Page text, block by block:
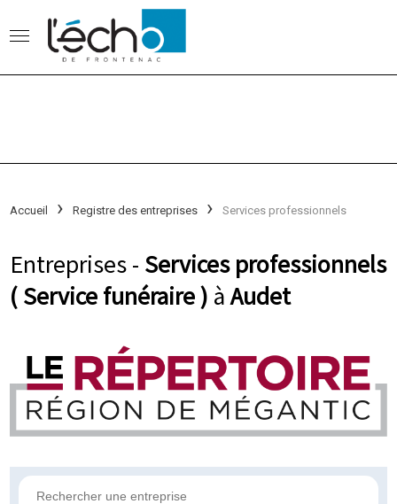
Accueil Registre des entreprises Services professionnels
Entreprises - Services professionnels
( Service funéraire ) àAudet